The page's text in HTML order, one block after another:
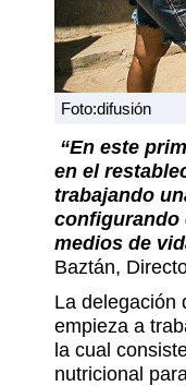
Foto:difusión
“En este
en el
trabajando
configurando
medios de
Baztán,
La delegación
empieza a
la cual
nutricional